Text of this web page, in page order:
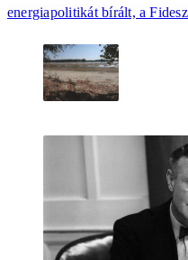
energiapolitikát bírált, a